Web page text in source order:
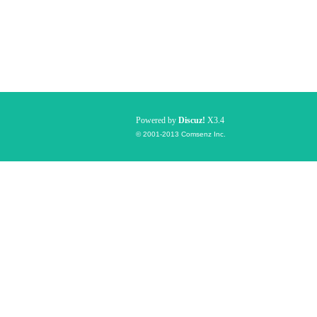
Powered by Discuz! X3.4
© 2001-2013 Comsenz Inc.